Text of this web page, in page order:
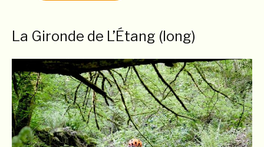
La Gironde de L’Étang (long)